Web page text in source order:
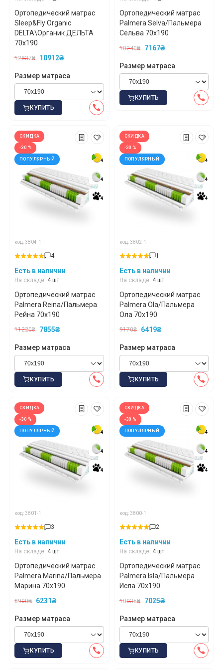
Ортопедический матрас
Sleep&Fly Organic
DELTA\Органик ДЕЛЬТА
70x190
12837₴ 10912₴
Размер матраса
КУПИТЬ
Ортопедический матрас
Palmera Selva/Пальмера
Сельва 70x190
10240₴ 7167₴
Размер матраса
КУПИТЬ
4
4
4
СКИДКА
-30 %
ПОПУЛЯРНЫЙ
код: 3804-1
4
Есть в наличии
На складе: 4 шт
4
4
4
Ортопедический матрас
Palmera Reina/Пальмера
Рейна 70x190
11220₴ 7855₴
Размер матраса
КУПИТЬ
4
4
4
СКИДКА
-30 %
ПОПУЛЯРНЫЙ
код: 3802-1
1
Есть в наличии
На складе: 4 шт
4
4
4
Ортопедический матрас
Palmera Ola/Пальмера
Ола 70x190
9170₴ 6419₴
Размер матраса
КУПИТЬ
4
4
4
СКИДКА
-30 %
ПОПУЛЯРНЫЙ
код: 3801-1
3
Есть в наличии
На складе: 4 шт
4
4
4
Ортопедический матрас
Palmera Marina/Пальмера
Марина 70x190
8900₴ 6231₴
Размер матраса
КУПИТЬ
4
4
4
СКИДКА
-30 %
ПОПУЛЯРНЫЙ
код: 3800-1
2
Есть в наличии
На складе: 4 шт
4
4
4
Ортопедический матрас
Palmera Isla/Пальмера
Исла 70x190
10035₴ 7025₴
Размер матраса
КУПИТЬ